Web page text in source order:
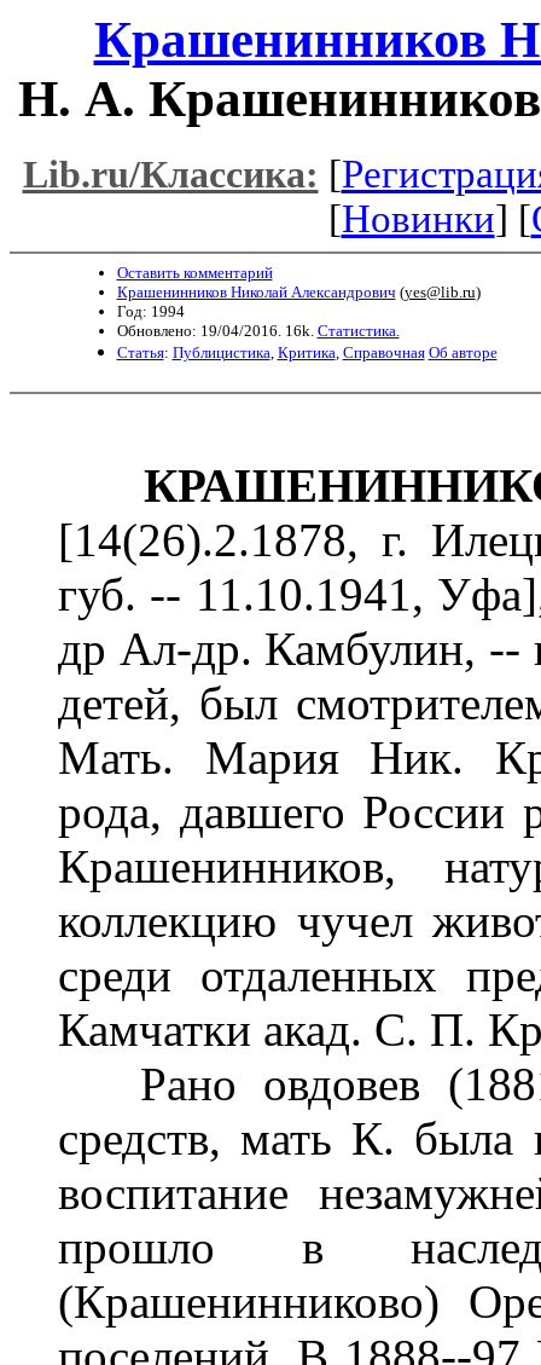
Крашенинников
Н. А.
Lib.ru/Классика: [
[Новинки] [
Оставить комментарий
Крашенинников Николай Александрович (yes@lib.ru)
Год: 1994
Обновлено: 19/04/2016. 16k. Статистика.
Статья: Публицистика Критика Справочная Об авторе
[14(26).2.1878, г.
губ. -- 11.10.1941,
др Ал-др. Камбулин, --
детей, был
Мать. Мария Ник.
рода, давшего
Крашенинников,
коллекцию чучел
среди отдаленных
Камчатки акад. С. П.
Рано овдовев
средств, мать К. была
воспитание
прошло в
(Крашенинниково)